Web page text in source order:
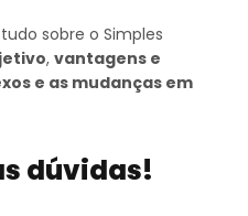
sobre o Simples
, vantagens e
e as mudanças em
dúvidas!